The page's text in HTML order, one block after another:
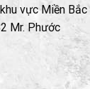
vực Miền Bắc
Mr. Phước